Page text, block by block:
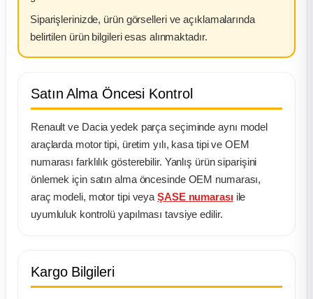
Siparişlerinizde, ürün görselleri ve açıklamalarında
belirtilen ürün bilgileri esas alınmaktadır.
Satın Alma Öncesi Kontrol
Renault ve Dacia yedek parça seçiminde aynı model
araçlarda motor tipi, üretim yılı, kasa tipi ve OEM
numarası farklılık gösterebilir. Yanlış ürün siparişini
önlemek için satın alma öncesinde OEM numarası,
araç modeli, motor tipi veyaŞASE numarasıile
uyumluluk kontrolü yapılması tavsiye edilir.
Kargo Bilgileri